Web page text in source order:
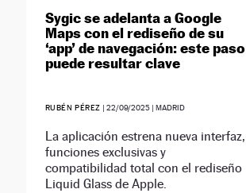
Sygic se adelanta a Google
Maps con el rediseño de su
‘app’ de navegación: este paso
puede resultar clave
RUBÉN PÉREZ |22/09/2025 | MADRID
La aplicación estrena nueva interfaz,
funciones exclusivas y
compatibilidad total con el rediseño
Liquid Glass de Apple.